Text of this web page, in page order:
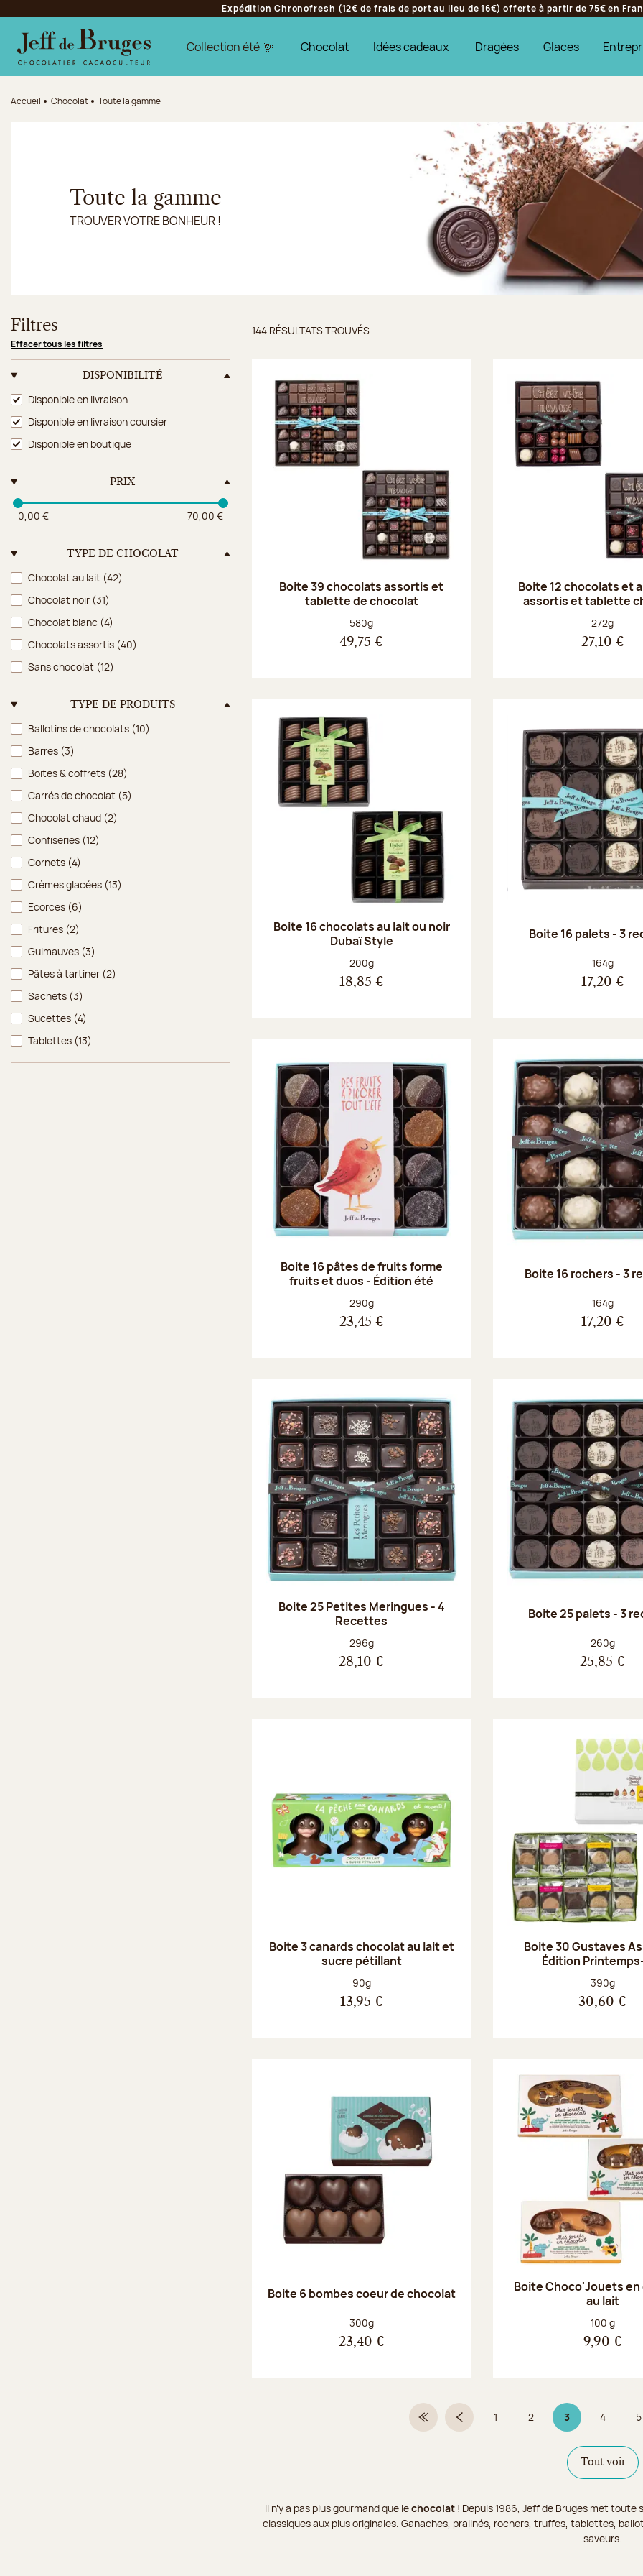
Aller au contenu principal
Aller au pied de page
Expédition Chronofresh (12€ de frais de port au lieu de 16€) offerte à partir de 75€ en
Collection été 🌞 Chocolat Idées cadeaux Dragées Glaces
Accueil Chocolat Toute la gamme
Toute la gamme
TROUVER VOTRE BONHEUR !
Filtres
Effacer tous les filtres
DISPONIBILITÉ
Disponibilité
Disponible en livraison
Disponible en livraison coursier
Disponible en boutique
PRIX
0,00 € 70,00 €
TYPE DE CHOCOLAT
Type de chocolat
Chocolat au lait (42)
Chocolat noir (31)
Chocolat blanc (4)
Chocolats assortis (40)
Sans chocolat (12)
TYPE DE PRODUITS
Type de produits
Ballotins de chocolats (10)
Barres (3)
Boites & coffrets (28)
Carrés de chocolat (5)
Chocolat chaud (2)
Confiseries (12)
Cornets (4)
Crèmes glacées (13)
Ecorces (6)
Fritures (2)
Guimauves (3)
Pâtes à tartiner (2)
Sachets (3)
Sucettes (4)
Tablettes (13)
Résultats trouvés
144 RÉSULTATS TROUVÉS
Boite 39 chocolats assortis et
tablette de chocolat
Poids net :
580g
49,75 €
Boite 12 chocolats et
assortis et tablette
Poids net :
272g
27,10 €
Boite 16 chocolats au lait ou noir
Dubaï Style
Poids net :
200g
18,85 €
Boite 16 palets - 3
Poids net :
164g
17,20 €
Boite 16 pâtes de fruits forme
fruits et duos - Édition été
Poids net :
290g
23,45 €
Boite 16 rochers - 3
Poids net :
164g
17,20 €
Boite 25 Petites Meringues - 4
Recettes
Poids net :
296g
28,10 €
Boite 25 palets - 3
Poids net :
260g
25,85 €
Boite 3 canards chocolat au lait et
sucre pétillant
Poids net :
90g
13,95 €
Boite 30 Gustaves
Édition
Poids net :
390g
30,60 €
Boite 6 bombes coeur de chocolat
Poids net :
300g
23,40 €
Boite Choco'Jouets
au lait
Poids net :
100 g
9,90 €
Première pagePage précédente
Page
1 Page
2 3Page 3 sur 9
Page
4 5
Tout voir
Il n’y a pas plus gourmand que lechocolat! Depuis 1986, Jeff de Bruges met toute
classiques aux plus originales. Ganaches, pralinés, rochers, truffes, tablettes,
saveurs.